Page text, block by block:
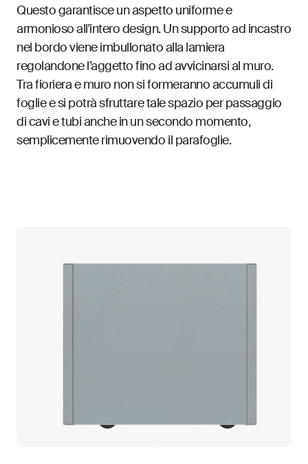
Questo garantisce un aspetto uniforme e
armonioso all'intero design. Un supporto ad incastro
nel bordo viene imbullonato alla lamiera
regolandone l’aggetto fino ad avvicinarsi al muro.
Tra fioriera e muro non si formeranno accumuli di
foglie e si potrà sfruttare tale spazio per passaggio
di cavi e tubi anche in un secondo momento,
semplicemente rimuovendo il parafoglie.